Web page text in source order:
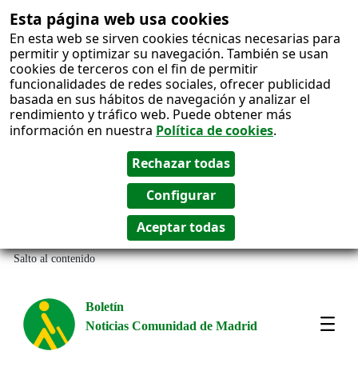
Esta página web usa cookies
En esta web se sirven cookies técnicas necesarias para
permitir y optimizar su navegación. También se usan
cookies de terceros con el fin de permitir
funcionalidades de redes sociales, ofrecer publicidad
basada en sus hábitos de navegación y analizar el
rendimiento y tráfico web. Puede obtener más
información en nuestra Política de cookies.
Salto al contenido
Boletín
Noticias Comunidad de Madrid